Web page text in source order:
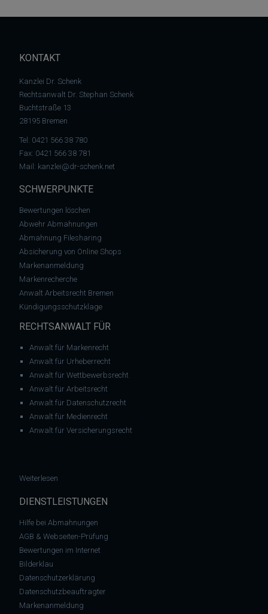
KONTAKT
Kanzlei Dr. Schenk
Rechtsanwalt Dr. Stephan Schenk
Buchtstraße 13
28195 Bremen
Tel: 0421 566 38 780
Fax: 0421 566 38 781
Mail: kanzlei@dr-schenk.net
SCHWERPUNKTE
Bewertungen löschen
Abwehr Abmahnungen
Abmahnung Filesharing
Absicherung von Online Shops
Markenanmeldung
Markenrecherche
Anwalt Arbeitsrecht Bremen
Kündigungsschutzklage
RECHTSANWALT FÜR
Anwalt für Markenrecht
Anwalt für Urheberrecht
Anwalt für Wettbewerbsrecht
Anwalt für Arbeitsrecht
Anwalt für Datenschutzrecht
Anwalt für Medienrecht
Anwalt für Versicherungsrecht
Weiterlesen
DIENSTLEISTUNGEN
Hilfe bei Abmahnungen
AGB & Webseiten-Prüfung
Bewertungen im Internet
Bilderklau
Datenschutzerklärung
Datenschutzbeauftragter
Markenanmeldung